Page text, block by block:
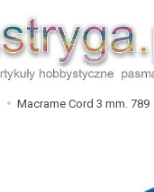
Macrame Cord 3 mm. 789